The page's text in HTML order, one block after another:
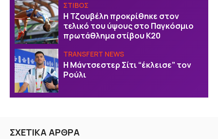
ΣΤΙΒΟΣ
Η Τζουβέλη προκρίθηκε στον
τελικό του ύψους στο Παγκόσμιο
πρωτάθλημα στίβου Κ20
TRANSFERT NEWS
Η Μάντσεστερ Σίτι “έκλεισε” τον
Ρούλι
ΣΧΕΤΙΚΑ ΑΡΘΡΑ